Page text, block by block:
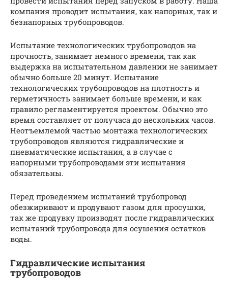
компания проводит испытания, как напорных, так и
безнапорных трубопроводов.
Испытание технологических трубопроводов на
прочность, занимает немного времени, так как
выдержка на испытательном давлении не занимает
обычно больше 20 минут. Испытание
технологических трубопроводов на плотность и
герметичность занимает больше времени, и как
правило регламентируется проектом. Обычно это
время составляет от получаса до нескольких часов.
Неотъемлемой частью монтажа технологических
трубопроводов являются гидравлические и
пневматические испытания, а в случае с
напорными трубопроводами эти испытания
обязательны.
Перед проведением испытаний трубопровод
обезжиривают и продувают газом для просушки,
так же продувку производят после гидравлических
испытаний трубопровода для осушения остатков
воды.
Гидравлические испытания
трубопроводов